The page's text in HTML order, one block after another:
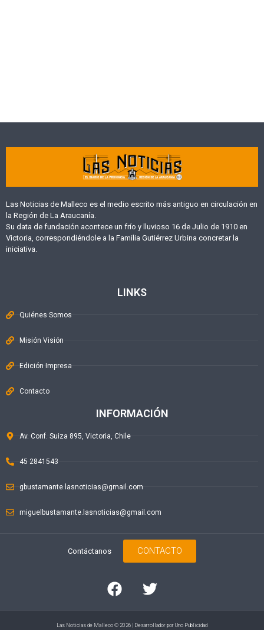
Las Noticias de Malleco es el medio escrito más antiguo en circulación en
la Región de La Araucanía.
Su data de fundación acontece un frío y lluvioso 16 de Julio de 1910 en
Victoria, correspondiéndole a la Familia Gutiérrez Urbina concretar la
iniciativa.
LINKS
Quiénes Somos
Misión Visión
Edición Impresa
Contacto
INFORMACIÓN
Av. Conf. Suiza 895, Victoria, Chile
45 2841543
gbustamante.lasnoticias@gmail.com
miguelbustamante.lasnoticias@gmail.com
Contáctanos CONTACTO
Las Noticias de Malleco © 2026 | Desarrollador por Uno Publicidad